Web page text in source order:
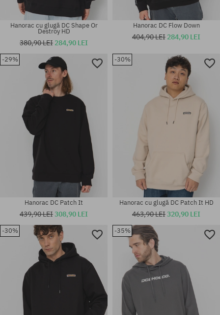
Mărimi existente:
Mărimi existente:
Mărimi existente:
Hanorac cu glugă DC Shape Or
Destroy HD
380,90 LEI 284,90 LEI
Mărimi existente:
S; M; L; XL; XXL
Hanorac DC Flow Down
404,90 LEI 284,90 LEI
-29%
Hanorac DC Patch It
439,90 LEI308,90 LEI
-30%
Hanorac cu glugă DC Patch It HD
463,90 LEI320,90 LEI
-30% -35%